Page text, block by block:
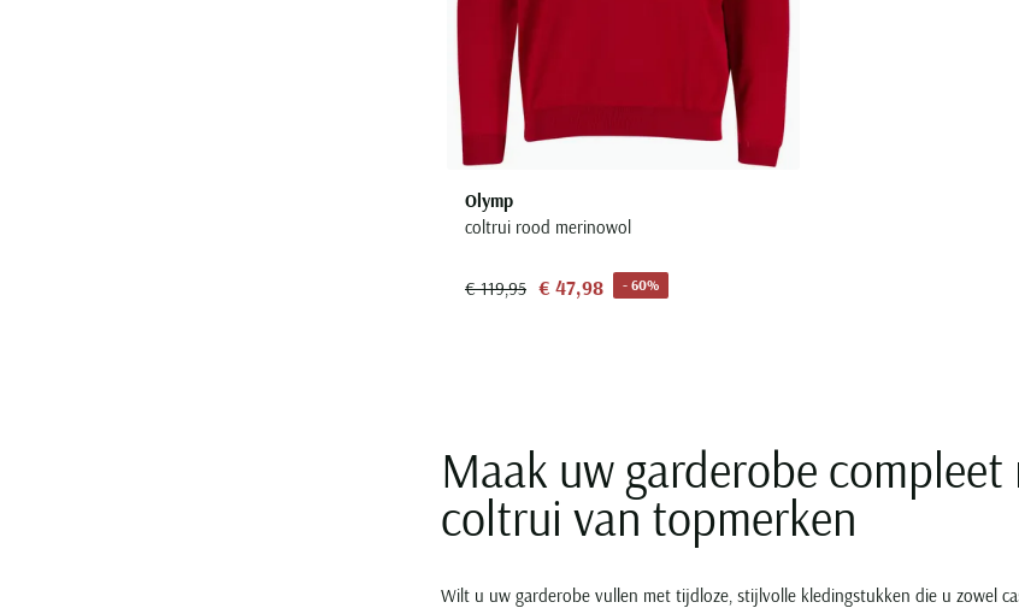
Olymp
coltrui rood merinowol
€ 119,95 € 47,98 - 60%
Maak uw garderobe
coltrui van topmerken
Wilt u uw garderobe vullen met tijdloze, stijlvolle kledingstukken die u zowel